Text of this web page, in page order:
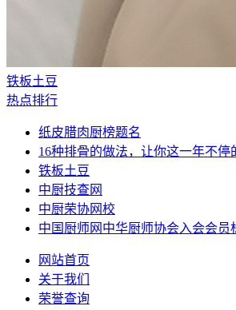
铁板土豆
热点排行
纸皮腊肉厨榜题名
16种排骨的做法，让你这一年不
铁板土豆
中厨技查网
中厨荣协网校
中国厨师网中华厨师协会入会会员
网站首页
关于我们
荣誉查询